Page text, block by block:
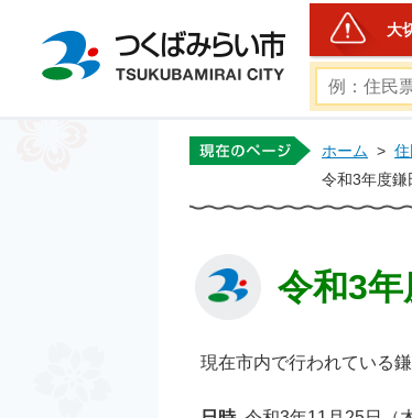
つくばみらい
大
ホーム >
令和3年度鎌
令和3
現在市内で行われている